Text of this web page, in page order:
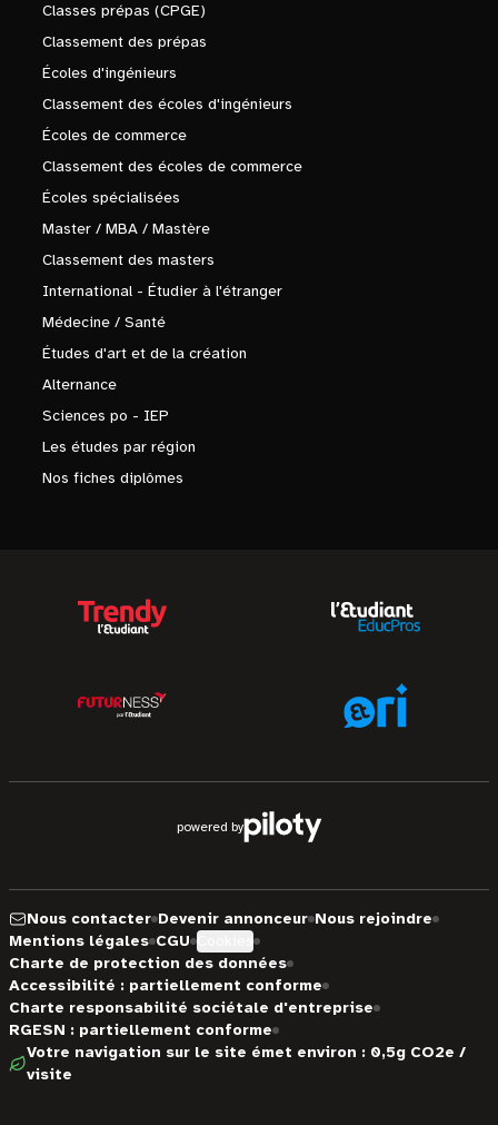
Classes prépas (CPGE)
Classement des prépas
Écoles d'ingénieurs
Classement des écoles d'ingénieurs
Écoles de commerce
Classement des écoles de commerce
Écoles spécialisées
Master / MBA / Mastère
Classement des masters
International - Étudier à l'étranger
Médecine / Santé
Études d'art et de la création
Alternance
Sciences po - IEP
Les études par région
Nos fiches diplômes
powered by
Nous contacter Devenir annonceur Nous rejoindre
Mentions légales CGU
Charte de protection des données
Accessibilité : partiellement conforme
Charte responsabilité sociétale d'entreprise
RGESN : partiellement conforme
Votre navigation sur le site émet environ : 0,5g CO2e /
visite